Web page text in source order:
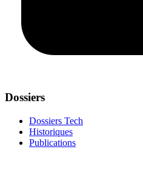
Dossiers
Dossiers Tech
Historiques
Publications